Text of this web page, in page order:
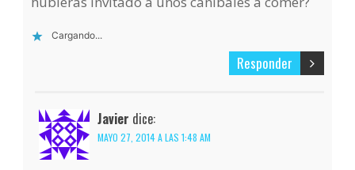
Cargando...
Responder
Javier dice:
MAYO 27, 2014 A LAS 1:48 AM